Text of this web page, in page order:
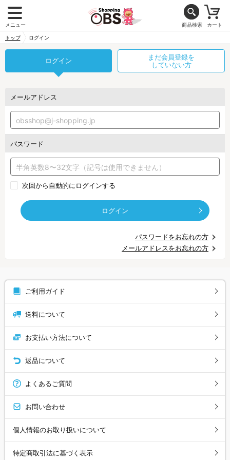
メニュー 商品検索 カート
トップ ログイン
ログイン
まだ会員登録を
していない方
メールアドレス
パスワード
次回から自動的にログインする
ログイン
パスワードをお忘れの方
メールアドレスをお忘れの方
ご利用ガイド
送料について
お支払い方法について
返品について
よくあるご質問
お問い合わせ
個人情報のお取り扱いについて
特定商取引法に基づく表示